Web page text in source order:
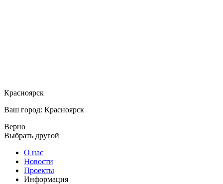
Красноярск
Ваш город: Красноярск
Верно
Выбрать другой
О нас
Новости
Проекты
Информация